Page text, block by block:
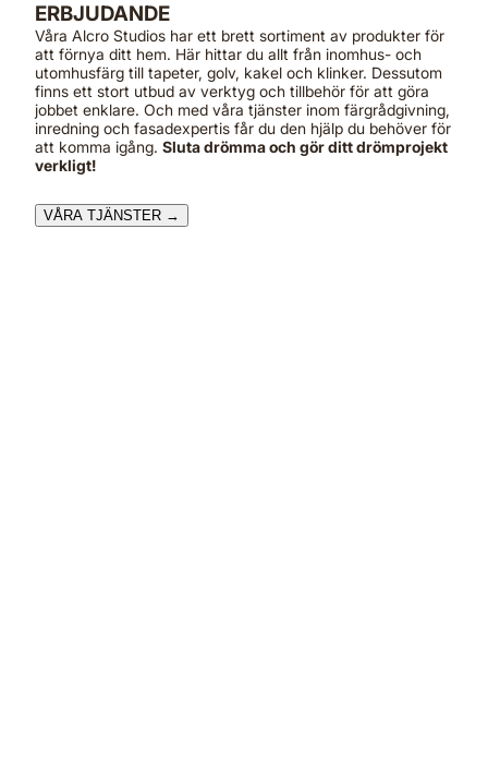
ERBJUDANDE
Våra Alcro Studios har ett brett sortiment av produkter för
att förnya ditt hem. Här hittar du allt från inomhus- och
utomhusfärg till tapeter, golv, kakel och klinker. Dessutom
finns ett stort utbud av verktyg och tillbehör för att göra
jobbet enklare. Och med våra tjänster inom färgrådgivning,
inredning och fasadexpertis får du den hjälp du behöver för
att komma igång. Sluta drömma och gör ditt drömprojekt
verkligt!
VÅRA TJÄNSTER →​